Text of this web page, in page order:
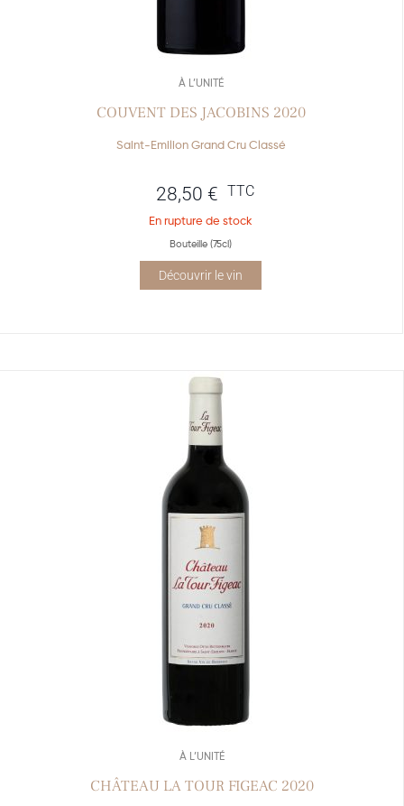
À L’UNITÉ
COUVENT DES JACOBINS 2020
Saint-Emilion Grand Cru Classé
28,50 € TTC
En rupture de stock
Bouteille (75cl)
Découvrir le vin
À L’UNITÉ
CHÂTEAU LA TOUR FIGEAC 2020